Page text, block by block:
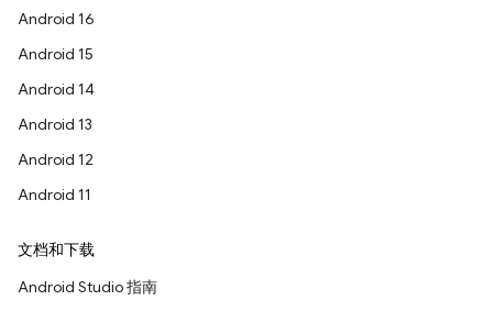
Android 16
Android 15
Android 14
Android 13
Android 12
Android 11
文档和下载
Android Studio 指南